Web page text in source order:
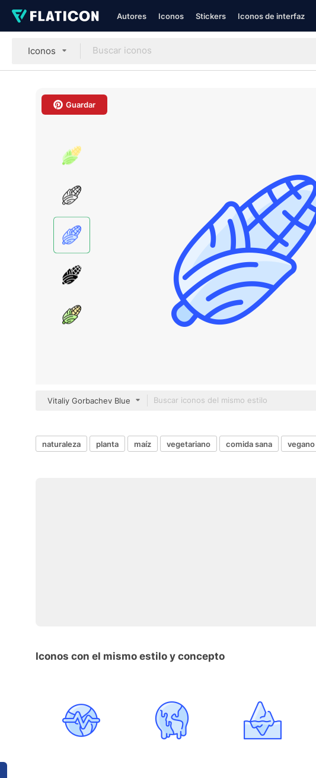
Autores Iconos Stickers Iconos de interfaz
Iconos
Guardar
Vitaliy Gorbachev Blue
naturaleza planta maíz vegetariano comida sana vegano
Iconos con el mismo estilo y concepto